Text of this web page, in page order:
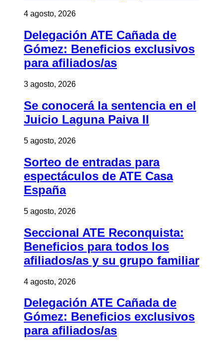
4 agosto, 2026
Delegación ATE Cañada de
Gómez: Beneficios exclusivos
para afiliados/as
3 agosto, 2026
Se conocerá la sentencia en el
Juicio Laguna Paiva II
5 agosto, 2026
Sorteo de entradas para
espectáculos de ATE Casa
España
5 agosto, 2026
Seccional ATE Reconquista:
Beneficios para todos los
afiliados/as y su grupo familiar
4 agosto, 2026
Delegación ATE Cañada de
Gómez: Beneficios exclusivos
para afiliados/as